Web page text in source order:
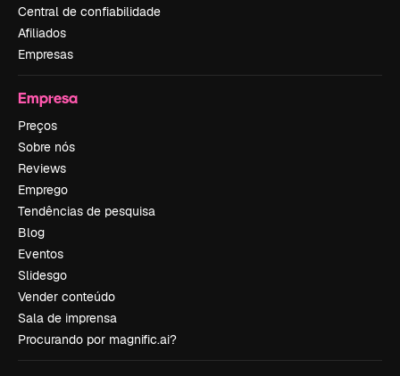
Central de confiabilidade
Afiliados
Empresas
Empresa
Preços
Sobre nós
Reviews
Emprego
Tendências de pesquisa
Blog
Eventos
Slidesgo
Vender conteúdo
Sala de imprensa
Procurando por magnific.ai?